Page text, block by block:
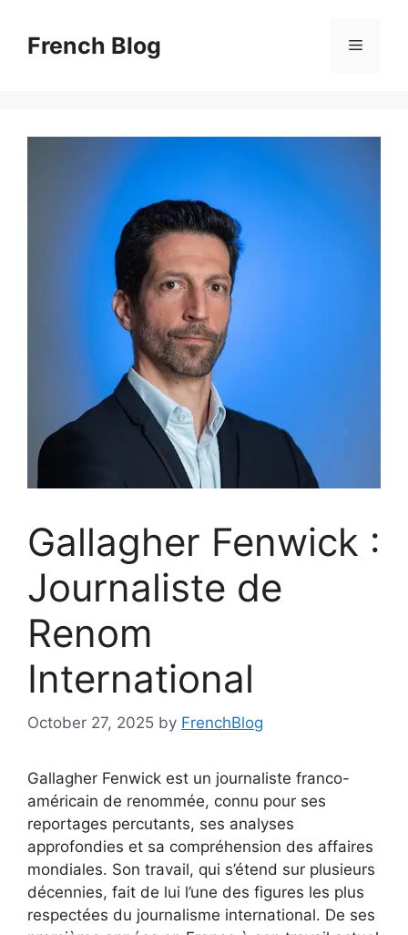
contentFrench Blog Menu
Gallagher Fenwick :
Journaliste de
Renom
International
October 27, 2025 by FrenchBlog
Gallagher Fenwick est un journaliste franco-
américain de renommée, connu pour ses
reportages percutants, ses analyses
approfondies et sa compréhension des affaires
mondiales. Son travail, qui s’étend sur plusieurs
décennies, fait de lui l’une des figures les plus
respectées du journalisme international. De ses